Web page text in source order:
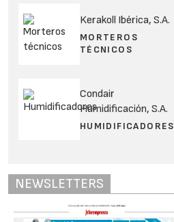
Kerakoll Ibérica, S.A.
MORTEROS
TÉCNICOS
Condair
Humidificación, S.A.
HUMIDIFICADORES
NEWSLETTERS